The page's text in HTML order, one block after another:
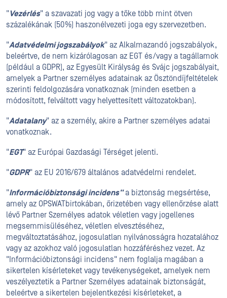
"Vezérlés" a szavazati jog vagy a tőke több mint ötven
százalékának (50%) haszonélvezeti joga egy szervezetben.
"Adatvédelmi jogszabályok" az Alkalmazandó jogszabályok,
beleértve, de nem kizárólagosan az EGT és/vagy a tagállamok
(például a GDPR), az Egyesült Királyság és Svájc jogszabályait,
amelyek a Partner személyes adatainak az Ösztöndíjfeltételek
szerinti feldolgozására vonatkoznak (minden esetben a
módosított, felváltott vagy helyettesített változatokban).
"Adatalany" az a személy, akire a Partner személyes adatai
vonatkoznak.
"EGT" az Európai Gazdasági Térséget jelenti.
"GDPR" az EU 2016/679 általános adatvédelmi rendelet.
"Információbiztonsági incidens"a biztonság megsértése,
amely az OPSWATbirtokában, őrizetében vagy ellenőrzése alatt
lévő Partner Személyes adatok véletlen vagy jogellenes
megsemmisüléséhez, véletlen elvesztéséhez,
megváltoztatásához, jogosulatlan nyilvánosságra hozatalához
vagy az azokhoz való jogosulatlan hozzáféréshez vezet. Az
"Információbiztonsági incidens" nem foglalja magában a
sikertelen kísérleteket vagy tevékenységeket, amelyek nem
veszélyeztetik a Partner Személyes adatainak biztonságát,
beleértve a sikertelen bejelentkezési kísérleteket, a